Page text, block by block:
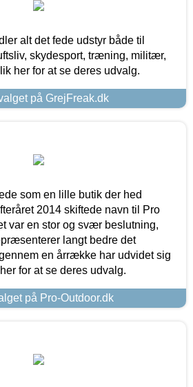
alt det fede udstyr både til
skydesport, træning, militær,
her for at se deres udvalg.
på GrejFreak.dk
som en lille butik der hed
2014 skiftede navn til Pro
var en stor og svær beslutning,
langt bedre det
en årrække har udvidet sig
for at se deres udvalg.
på Pro-Outdoor.dk